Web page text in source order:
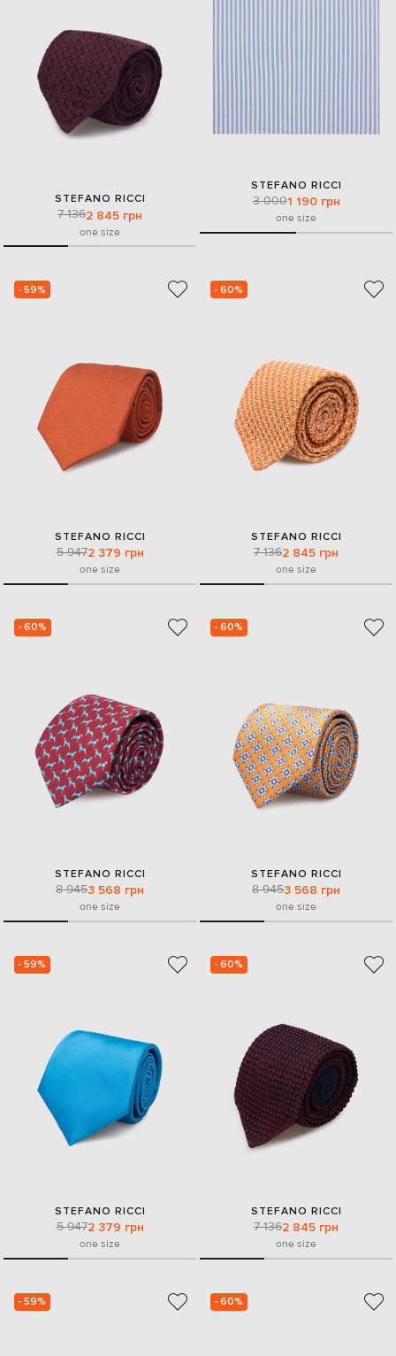
STEFANO RICCI
7 1362 845 грн
one size
STEFANO RICCI
3 0001 190 грн
one size
- 59%
STEFANO RICCI
5 9472 379 грн
one size
- 60%
STEFANO RICCI
7 1362 845 грн
one size
- 60%
STEFANO RICCI
8 9453 568 грн
one size
- 60%
STEFANO RICCI
8 9453 568 грн
one size
- 59%
STEFANO RICCI
5 9472 379 грн
one size
- 60%
STEFANO RICCI
7 1362 845 грн
one size
- 59% - 60%